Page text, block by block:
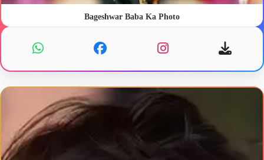
Bageshwar Baba Ka Photo